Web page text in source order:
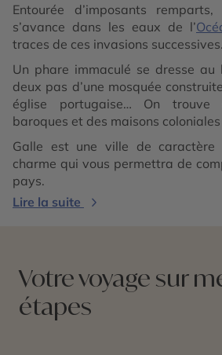
Entourée d’imposants
s’avance dans les eaux de l’
traces de ces invasions successives.
Un phare immaculé se dresse
deux pas d’une mosquée
église portugaise… On trouve
baroques et des maisons
Galle est une ville de caractère
charme qui vous permettra de
pays.
Lire la suite
Votre voyage sur
étapes